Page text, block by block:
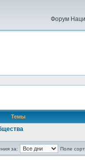
Форум
Темы
за:
Поле